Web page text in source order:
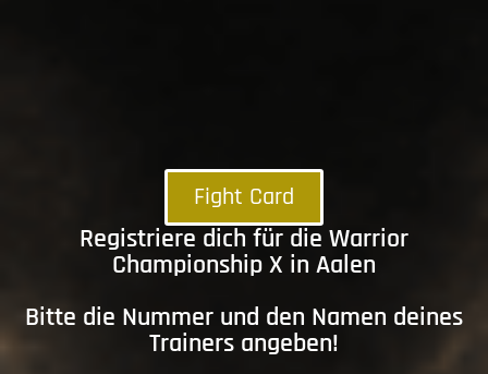
Fight Card
Registriere dich für die Warrior
Championship X in Aalen
Bitte die Nummer und den Namen deines
Trainers angeben!